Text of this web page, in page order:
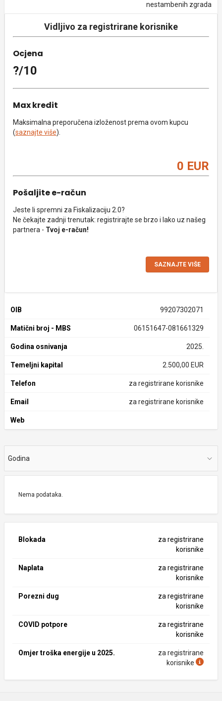
nestambenih zgrada
Vidljivo za registrirane korisnike
Ocjena
?/10
Max kredit
Maksimalna preporučena izloženost prema ovom kupcu
(saznajte više).
0 EUR
Pošaljite e-račun
Jeste li spremni za Fiskalizaciju 2.0?
Ne čekajte zadnji trenutak: registrirajte se brzo i lako uz našeg
partnera - Tvoj e-račun!
SAZNAJTE VIŠE
OIB 99207302071
Matični broj - MBS 06151647-081661329
Godina osnivanja 2025.
Temeljni kapital 2.500,00 EUR
Telefon za registrirane korisnike
Email za registrirane korisnike
Web
Godina
Nema podataka.
Blokada
za registrirane
korisnike
Naplata
za registrirane
korisnike
Porezni dug
za registrirane
korisnike
COVID potpore
za registrirane
korisnike
Omjer troška energije u 2025.
za registrirane
korisnike